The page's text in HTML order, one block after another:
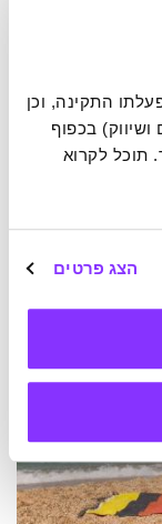
הצג פרטים
בספר של אהרה
תשומת הלב אבל
המפלג שהוביל